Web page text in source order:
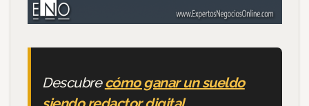
Descubrecómo ganar un sueldo